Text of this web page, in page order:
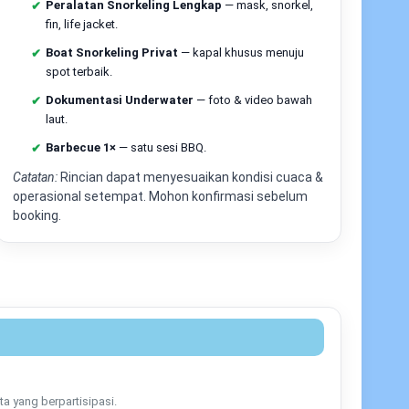
padat. info l Sengkapnya
Berlaku
tiket konservasi
kamu bayar murah, pantai tetap terjaga
pengunjung
titik yang ditentukan. Spot foto favorit:
tepi pantai, deret mangrove, dan garis
karang kecil.
Visibility
Peralatan Snorkeling Lengkap — mask, snorkel,
fin, life jacket.
Boat Snorkeling Privat — kapal khusus menuju
spot terbaik.
Dokumentasi Underwater — foto & video bawah
laut.
Barbecue 1×— satu sesi BBQ.
Catatan: Rincian dapat menyesuaikan kondisi cuaca &
operasional setempat. Mohon konfirmasi sebelum
booking.
yang berpartisipasi.